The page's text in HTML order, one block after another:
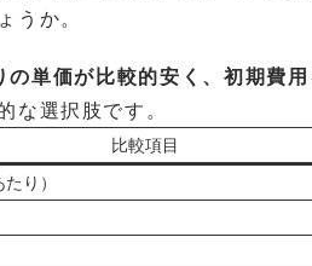
うか。
の単価が比較的安く、初期費
な選択肢です。
比較項目
り）